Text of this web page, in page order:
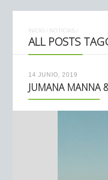
INICIO / NOTICIAS /
ALL POSTS
14 JUNIO, 2019
JUMANA MANNA